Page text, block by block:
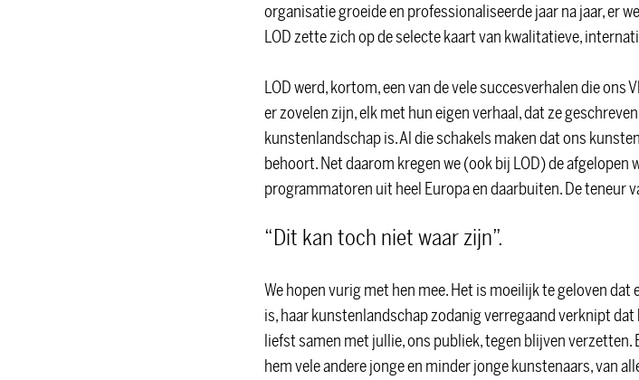
organisatie groeide en professionaliseerde jaar na jaar, er
LOD zette zich op de selecte kaart van kwalitatieve,
LOD werd, kortom, een van de vele succesverhalen die
er zovelen zijn, elk met hun eigen verhaal, dat ze
kunstenlandschap is. Al die schakels maken dat ons
behoort. Net daarom kregen we (ook bij LOD) de afgelopen
programmatoren uit heel Europa en daarbuiten. De teneur
“Dit kan toch niet waar zijn”.
We hopen vurig met hen mee. Het is moeilijk te geloven
is, haar kunstenlandschap zodanig verregaand verknipt
liefst samen met jullie, ons publiek, tegen blijven verzetten.
hem vele andere jonge en minder jonge kunstenaars, van